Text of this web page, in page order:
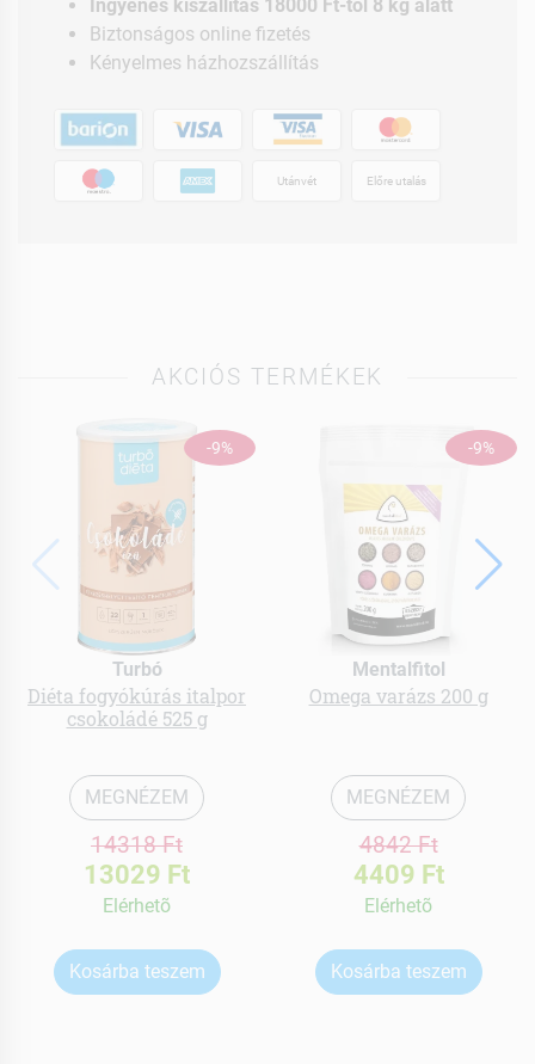
Ingyenes kiszállítás 18000 Ft-tól 8 kg alatt
Biztonságos online fizetés
Kényelmes házhozszállítás
Utánvét Előre utalás
AKCIÓS TERMÉKEK
-9%
Turbó
Diéta fogyókúrás italpor
csokoládé 525 g
MEGNÉZEM
14318 Ft
13029 Ft
Elérhetõ
Kosárba teszem
-9%
Mentalfitol
Omega varázs 200 g
MEGNÉZEM
4842 Ft
4409 Ft
Elérhetõ
Kosárba teszem